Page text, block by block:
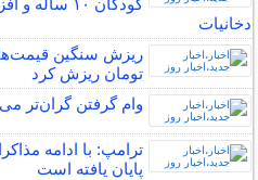
کودکان ۱۰
دخانیات
تومان ریزش کرد
وام گرفتن گران‌تر
ترامپ: با ادامه
پایان یافته است